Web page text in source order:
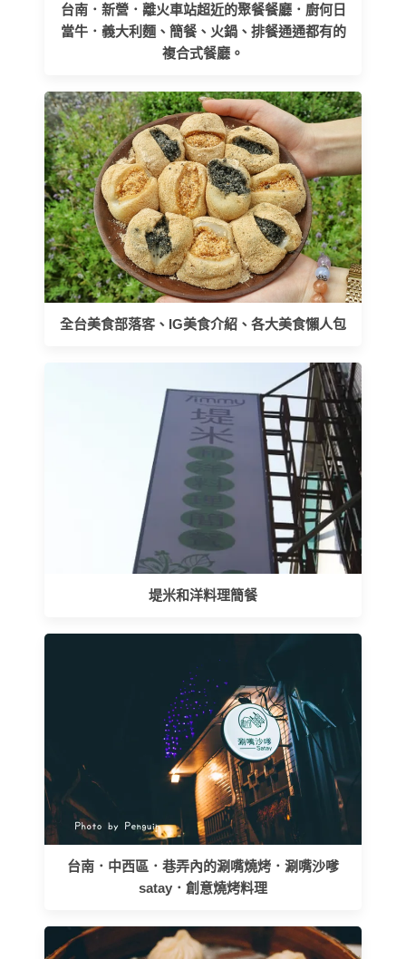
台南．新營．離火車站超近的聚餐餐廳．廚何日
當牛．義大利麵、簡餐、火鍋、排餐通通都有的
複合式餐廳。
全台美食部落客、IG美食介紹、各大美食懶人包
堤米和洋料理簡餐
台南．中西區．巷弄內的涮嘴燒烤．涮嘴沙嗲
satay．創意燒烤料理